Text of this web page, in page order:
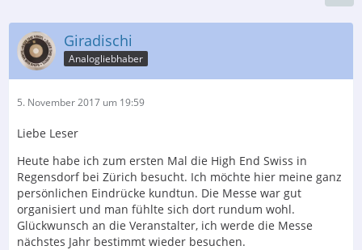
Giradischi
Analogliebhaber
5. November 2017 um 19:59
Liebe Leser
Heute habe ich zum ersten Mal die High End Swiss in
Regensdorf bei Zürich besucht. Ich möchte hier meine ganz
persönlichen Eindrücke kundtun. Die Messe war gut
organisiert und man fühlte sich dort rundum wohl.
Glückwunsch an die Veranstalter, ich werde die Messe
nächstes Jahr bestimmt wieder besuchen.